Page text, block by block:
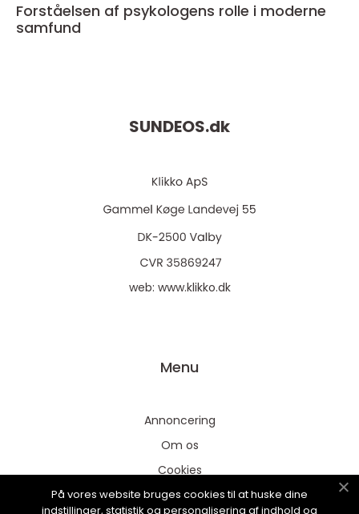
Forståelsen af psykologens rolle i moderne
samfund
SUNDEOS.dk
web: www.klikko.dk
Menu
Annoncering
Om os
Cookies
Kontakt os
På vores website bruges cookies til at huske dine
indstillinger, statistik og personalisering af indhold og